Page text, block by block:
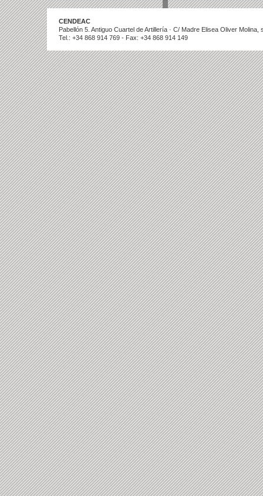
CENDEAC
Pabellón 5. Antiguo Cuartel de Artillería · C/ Madre Elisea Oliver
Tel.: +34 868 914 769 - Fax: +34 868 914 149